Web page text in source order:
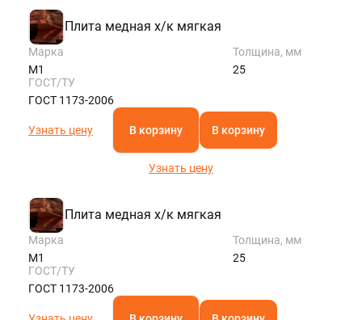
Плита медная х/к мягкая
Марка
М1
Толщина, мм
25
ГОСТ/ТУ
ГОСТ 1173-2006
Узнать цену В корзину В корзину
Узнать цену
Плита медная х/к мягкая
Марка
М1
Толщина, мм
25
ГОСТ/ТУ
ГОСТ 1173-2006